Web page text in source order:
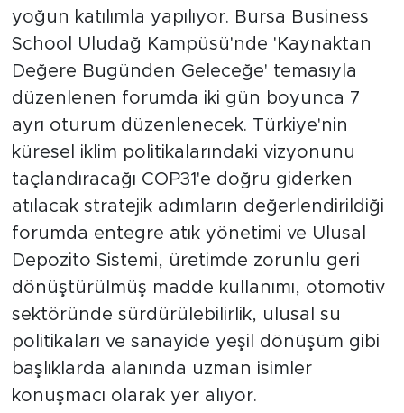
yoğun katılımla yapılıyor. Bursa Business
School Uludağ Kampüsü'nde 'Kaynaktan
Değere Bugünden Geleceğe' temasıyla
düzenlenen forumda iki gün boyunca 7
ayrı oturum düzenlenecek. Türkiye'nin
küresel iklim politikalarındaki vizyonunu
taçlandıracağı COP31'e doğru giderken
atılacak stratejik adımların değerlendirildiği
forumda entegre atık yönetimi ve Ulusal
Depozito Sistemi, üretimde zorunlu geri
dönüştürülmüş madde kullanımı, otomotiv
sektöründe sürdürülebilirlik, ulusal su
politikaları ve sanayide yeşil dönüşüm gibi
başlıklarda alanında uzman isimler
konuşmacı olarak yer alıyor.